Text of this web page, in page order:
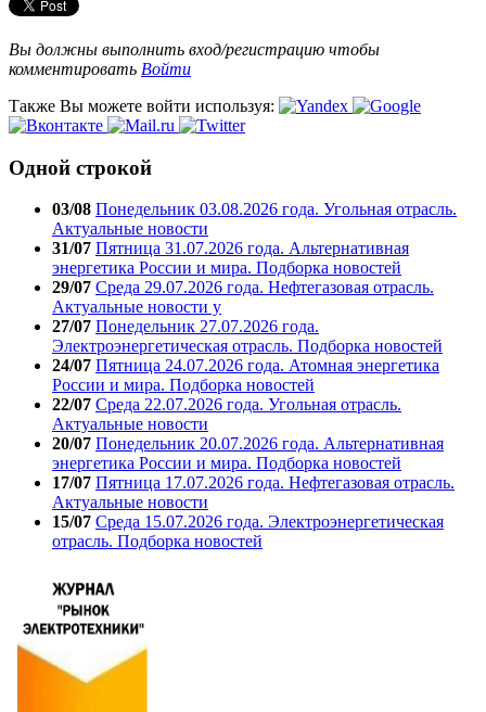
Вы должны выполнить вход/регистрацию чтобы
комментировать Войти
Также Вы можете войти используя:
Одной строкой
03/08 Понедельник 03.08.2026 года. Угольная отрасль.
Актуальные новости
31/07 Пятница 31.07.2026 года. Альтернативная
энергетика России и мира. Подборка новостей
29/07 Среда 29.07.2026 года. Нефтегазовая отрасль.
Актуальные новости у
27/07 Понедельник 27.07.2026 года.
Электроэнергетическая отрасль. Подборка новостей
24/07 Пятница 24.07.2026 года. Атомная энергетика
России и мира. Подборка новостей
22/07 Среда 22.07.2026 года. Угольная отрасль.
Актуальные новости
20/07 Понедельник 20.07.2026 года. Альтернативная
энергетика России и мира. Подборка новостей
17/07 Пятница 17.07.2026 года. Нефтегазовая отрасль.
Актуальные новости
15/07 Среда 15.07.2026 года. Электроэнергетическая
отрасль. Подборка новостей